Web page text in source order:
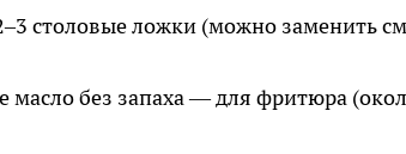
столовые ложки (можно заменить
масло без запаха — для фритюра